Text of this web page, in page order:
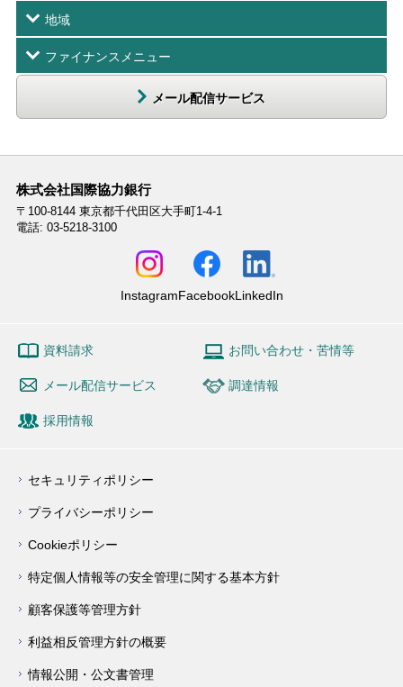
地域
ファイナンスメニュー
メール配信サービス
株式会社国際協力銀行
〒100-8144 東京都千代田区大手町1-4-1
電話: 03-5218-3100
InstagramFacebookLinkedIn
資料請求 お問い合わせ・苦情等
メール配信サービス 調達情報
採用情報
セキュリティポリシー
プライバシーポリシー
Cookieポリシー
特定個人情報等の安全管理に関する基本方針
顧客保護等管理方針
利益相反管理方針の概要
情報公開・公文書管理